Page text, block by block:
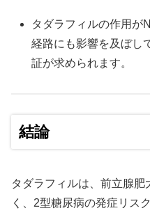
タダラフィルの作用が
経路にも影響を及ぼし
証が求められます。
結論
タダラフィルは、前立腺
く、2型糖尿病の発症リス